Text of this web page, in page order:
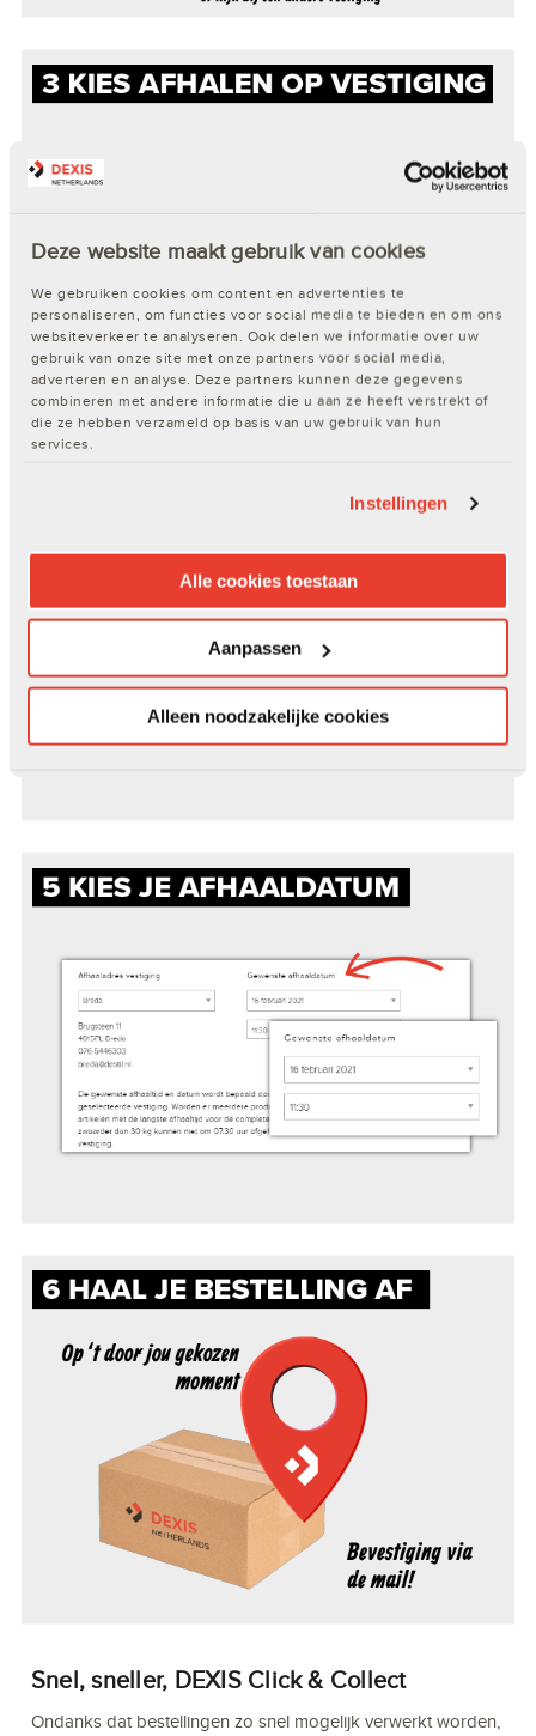
Deze website maakt gebruik van cookies
We gebruiken cookies om content en advertenties te
personaliseren, om functies voor social media te bieden en om ons
websiteverkeer te analyseren. Ook delen we informatie over uw
gebruik van onze site met onze partners voor social media,
adverteren en analyse. Deze partners kunnen deze gegevens
combineren met andere informatie die u aan ze heeft verstrekt of
die ze hebben verzameld op basis van uw gebruik van hun
services.
Instellingen
Alle cookies toestaan
Aanpassen
Alleen noodzakelijke cookies
Snel, sneller, DEXIS Click & Collect
Ondanks dat bestellingen zo snel mogelijk verwerkt worden,